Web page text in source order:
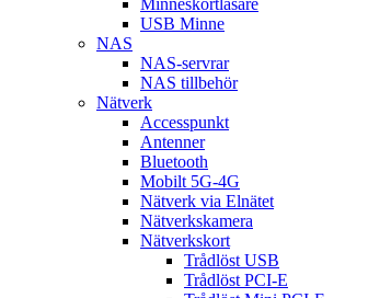
Minneskortläsare
USB Minne
NAS
NAS-servrar
NAS tillbehör
Nätverk
Accesspunkt
Antenner
Bluetooth
Mobilt 5G-4G
Nätverk via Elnätet
Nätverkskamera
Nätverkskort
Trådlöst USB
Trådlöst PCI-E